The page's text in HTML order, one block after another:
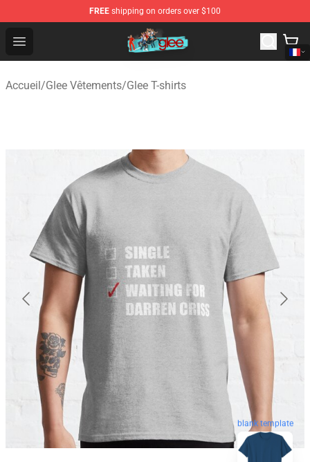
FREE shipping on orders over $100
Open menu
Glee Store - Official Glee Merchandise Shop
Accueil/Glee Vêtements/Glee T-shirts
blank template